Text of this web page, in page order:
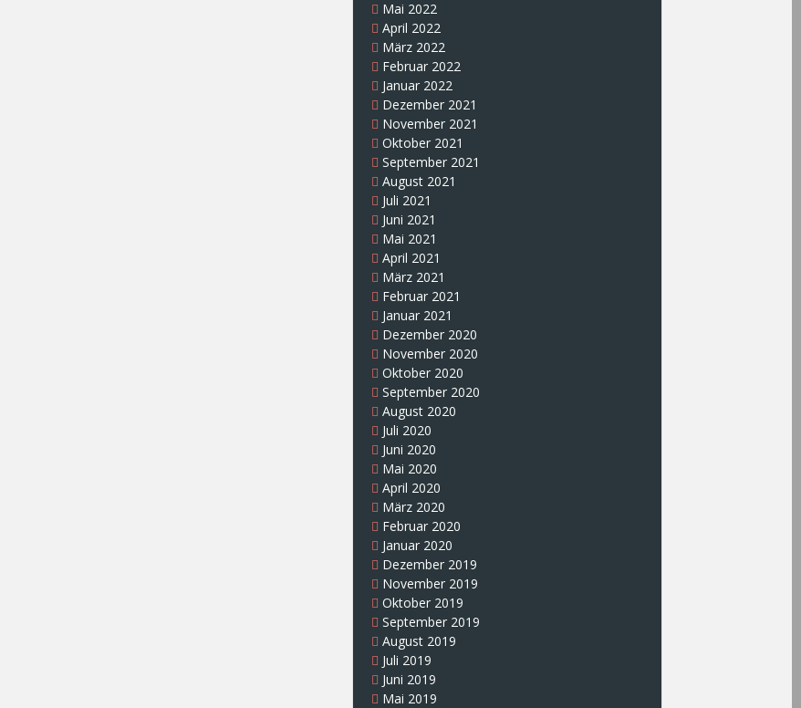
Mai 2022
April 2022
März 2022
Februar 2022
Januar 2022
Dezember 2021
November 2021
Oktober 2021
September 2021
August 2021
Juli 2021
Juni 2021
Mai 2021
April 2021
März 2021
Februar 2021
Januar 2021
Dezember 2020
November 2020
Oktober 2020
September 2020
August 2020
Juli 2020
Juni 2020
Mai 2020
April 2020
März 2020
Februar 2020
Januar 2020
Dezember 2019
November 2019
Oktober 2019
September 2019
August 2019
Juli 2019
Juni 2019
Mai 2019